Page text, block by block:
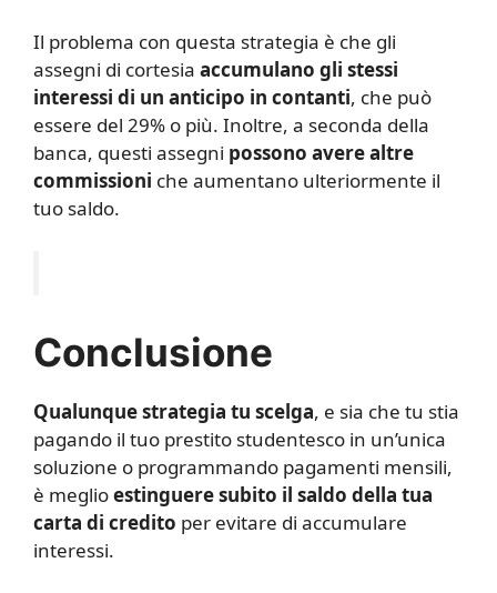
Il problema con questa strategia è che gli
assegni di cortesia accumulano gli stessi
interessi di un anticipo in contanti, che può
essere del 29% o più. Inoltre, a seconda della
banca, questi assegni possono avere altre
commissioni che aumentano ulteriormente il
tuo saldo.
Conclusione
Qualunque strategia tu scelga, e sia che tu stia
pagando il tuo prestito studentesco in un’unica
soluzione o programmando pagamenti mensili,
è meglioestinguere subito il saldo della tua
carta di credito per evitare di accumulare
interessi.